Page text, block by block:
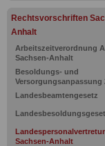
Rechtsvorschriften
Anhalt
Arbeitszeitverordnung
Sachsen-Anhalt
Besoldungs- und
Versorgungsanpassung
Landesbeamtengesetz
Sachsen-Anhalt